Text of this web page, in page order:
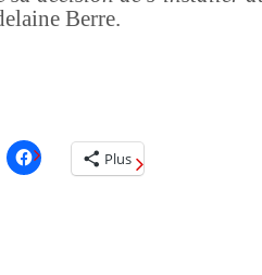
Berre.
Plus